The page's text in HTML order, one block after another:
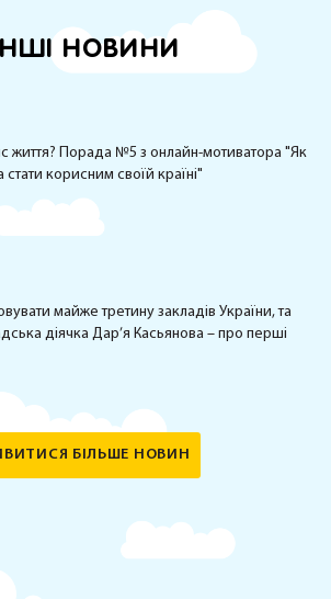
НОВИНИ
життя? Порада №5 з онлайн-мотиватора "Як
стати корисним своїй країні"
майже третину закладів України, та
діячка Дар’я Касьянова – про перші
БІЛЬШЕ НОВИН